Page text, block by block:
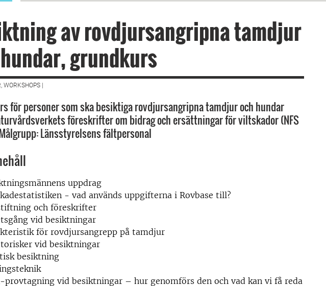
av rovdjursangripna tamdjur
grundkurs
|
för personer som ska besiktiga rovdjursangripna tamdjur och hundar
föreskrifter om bidrag och ersättningar för viltskador (NFS
Länsstyrelsens fältpersonal
uppdrag
- vad används uppgifterna i Rovbase till?
och föreskrifter
vid besiktningar
för rovdjursangrepp på tamdjur
vid besiktningar
besiktning
provtagning vid besiktningar – hur genomförs den och vad kan vi få reda